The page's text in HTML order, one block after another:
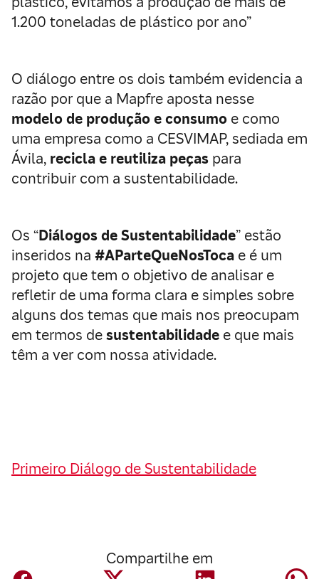
1.200 toneladas de plástico por ano”
O diálogo entre os dois também evidencia a
razão por que a Mapfre aposta nesse
modelo de produção e consumo e como
uma empresa como a CESVIMAP, sediada em
Ávila, recicla e reutiliza peças para
contribuir com a sustentabilidade.
Os “Diálogos de Sustentabilidade” estão
inseridos na #AParteQueNosToca e é um
projeto que tem o objetivo de analisar e
refletir de uma forma clara e simples sobre
alguns dos temas que mais nos preocupam
em termos desustentabilidade e que mais
têm a ver com nossa atividade.
Primeiro Diálogo de Sustentabilidade
Compartilhe em